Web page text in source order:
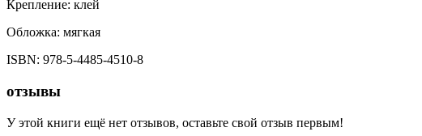
Крепление: клей
Обложка: мягкая
ISBN: 978-5-4485-4510-8
отзывы
У этой книги ещё нет отзывов, оставьте свой отзыв первым!